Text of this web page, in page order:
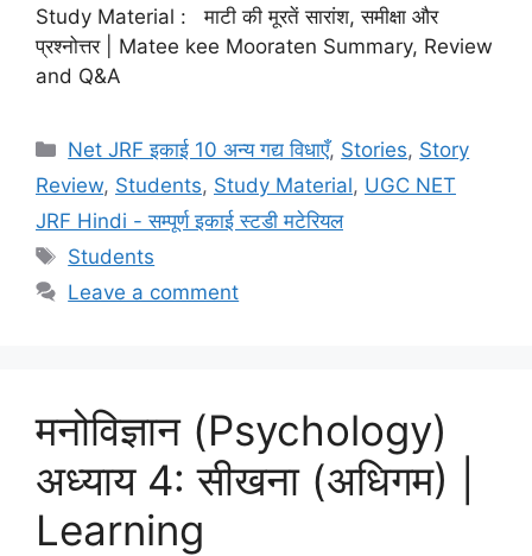
Study Material : माटी की मूरतें सारांश, समीक्षा और
प्रश्नोत्तर | Matee kee Mooraten Summary, Review
and Q&A
Net JRF इकाई 10 अन्य गद्य विधाएँ, Stories, Story
Review, Students, Study Material, UGC NET
JRF Hindi - सम्पूर्ण इकाई स्टडी मटेरियल
Students
Leave a comment
मनोविज्ञान (Psychology)
अध्याय 4: सीखना (अधिगम) |
Learning